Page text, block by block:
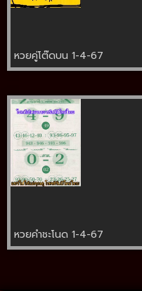
หวยคู่โต๊ดบน 1-4-67
หวยคำชะโนด 1-4-67